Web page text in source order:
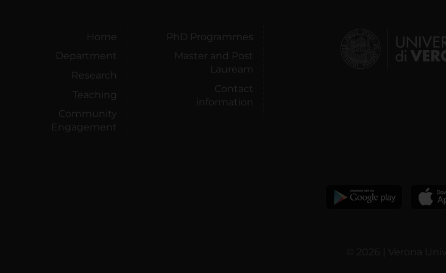
Home
Department
Research
Teaching
Community
Engagement
PhD Programmes
Master and Post
Lauream
Contact
information
© 2026 | Verona